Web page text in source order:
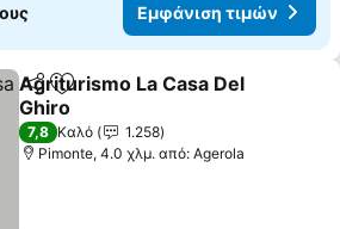
Εμφάνιση τιμών
Κοινοποίηση
Προσθήκη στα αγαπημένα
Agriturismo La Casa Del
Ghiro
7,8 Καλό
1.258
Pimonte, 4.0 χλμ. από: Agerola